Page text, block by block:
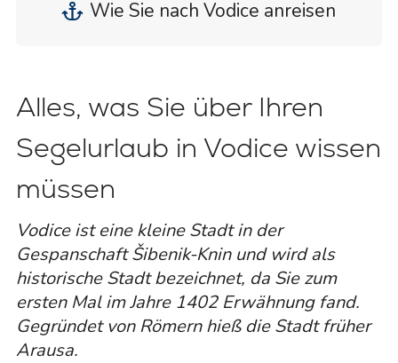
Wie Sie nach Vodice anreisen
Alles, was Sie über Ihren
Segelurlaub in Vodice wissen
müssen
Vodice ist eine kleine Stadt in der
Gespanschaft Šibenik-Knin und wird als
historische Stadt bezeichnet, da Sie zum
ersten Mal im Jahre 1402 Erwähnung fand.
Gegründet von Römern hieß die Stadt früher
Arausa.